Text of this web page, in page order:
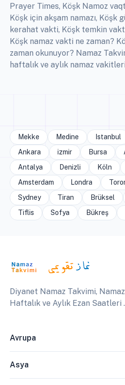
Prayer Times, Köşk Namoz
Köşk için akşam namazı, Köşk
kerahat vakti, Köşk temkin
Köşk namaz vakti ne zaman?
zaman okunuyor? Namaz
haftalık ve aylık namaz vakitleri
Mekke Medine Istanbul
Ankara
izmir Bursa
Antalya
Denizli Köln
Amsterdam
Londra
Sydney
Tiran Brüksel
Tiflis
Sofya Bükreş
Diyanet Namaz Takvimi,
Avrupa
Asya